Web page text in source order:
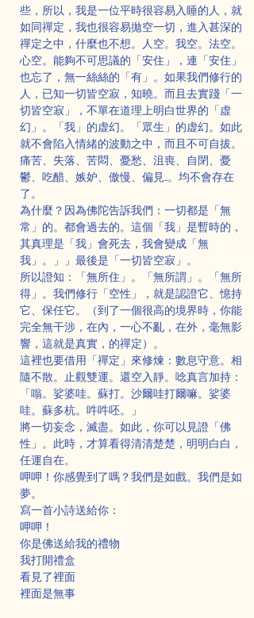
些，所以，我是一位平時很容易入睡的人，就
如同禪定，我也很容易拋空一切，進入甚深的
禪定之中，什麼也不想。人空。我空。法空。
心空。能夠不可思議的「安住」，連「安住」
也忘了，無一絲絲的「有」。如果我們修行的
人，已知一切皆空寂，知曉。而且去實踐「一
切皆空寂」，不單在道理上明白世界的「虚
幻」。「我」的虚幻。「眾生」的虚幻。如此
就不會陷入情緒的波動之中，而且不可自拔。
痛苦、失落、苦悶、憂愁、沮喪、自閉、憂
鬱、吃醋、嫉妒、傲慢、偏見....。均不會存在
了。
為什麼？因為佛陀告訴我們：一切都是「無
常」的。都會過去的。這個「我」是暫時的，
其真理是「我」會死去，我會變成「無
我」。」」最後是「一切皆空寂」。
所以證知：「無所住」。「無所謂」。「無所
得」。我們修行「空性」，就是認證它、憶持
它、保任它。（到了一個很高的境界時，你能
完全無干涉，在內，一心不亂，在外，毫無影
響，這就是真實，的禪定）。
這裡也要借用「禪定」來修煉：數息守意。相
隨不散。止觀雙運。還空入靜。唸真言加持：
「嗡。娑婆哇。蘇打。沙爾哇打爾嘛。娑婆
哇。蘇多杭。吽吽呸。」
將一切妄念，滅盡。如此，你可以見證「佛
性」。此時，才算看得清清楚楚，明明白白，
任運自在。
呷呷！你感覺到了嗎？我們是如戲。我們是如
夢。
寫一首小詩送給你：
呷呷！
你是佛送給我的禮物
我打開禮盒
看見了裡面
裡面是無事